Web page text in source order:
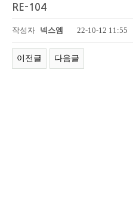
RE-104
페이지 정보
작성자 넥스엠 22-10-12 11:55
이전글 다음글